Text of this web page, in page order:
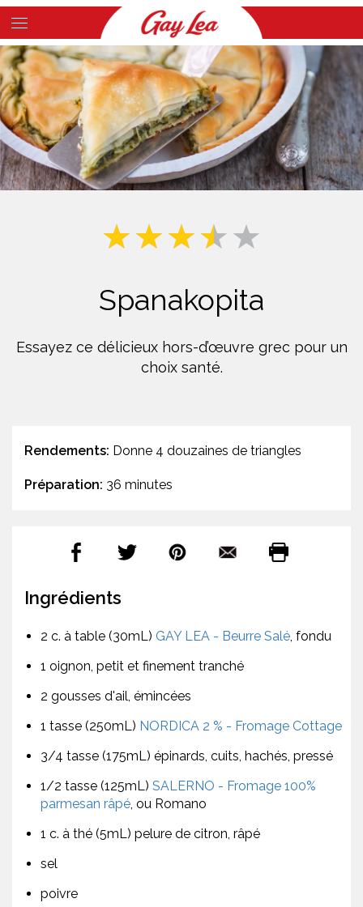
Skip
to
main
content
Main
Content
Spanakopita
Essayez ce délicieux hors-d’œuvre grec pour un
choix santé.
Rendements: Donne 4 douzaines de triangles
Préparation: 36 minutes
Ingrédients
2 c. à table (30mL) GAY LEA - Beurre Salé, fondu
1 oignon, petit et finement tranché
2 gousses d'ail, émincées
1 tasse (250mL) NORDICA 2 % - Fromage Cottage
3/4 tasse (175mL) épinards, cuits, hachés, pressé
1/2 tasse (125mL) SALERNO - Fromage 100%
parmesan râpé, ou Romano
1 c. à thé (5mL) pelure de citron, râpé
sel
poivre